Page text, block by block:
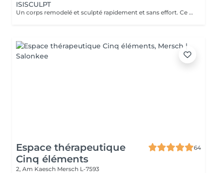
ISISCULPT
Un corps remodelé et sculpté rapidement et sans effort. Ce soin de haute technologie utilise les champs électro magnétiques Isis Sculpt pour se muscler et affiner sa silhouette. Le principe est l'utilisation d'un champ électromagnétique focalisé permettant 20 000 contractions musculaires profondes et sans effort. Ces contractions agissent 7 cm en profondeur. Résultats : plus de muscles, de force, d'énergie, moins de gras, moins de toxines et de stress. La silhouette est remodelée, affinée et tonifiée. Les résultats sont visibles dès la première séance. Une cure de 6 séances est conseillée pour mincir et remodeler la silhouette.
Espace thérapeutique
Cinq éléments
64
2, Am Kaesch Mersch L-7593